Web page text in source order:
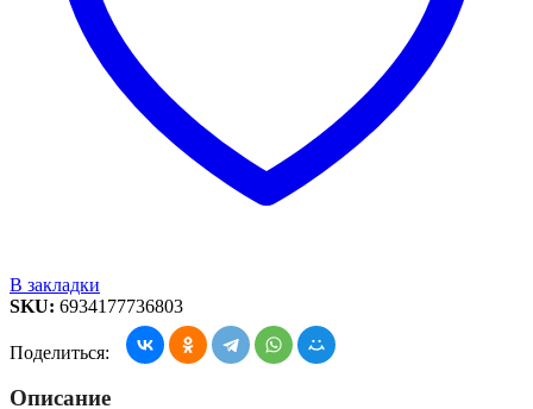
В закладки
SKU: 6934177736803
Поделиться:
Описание